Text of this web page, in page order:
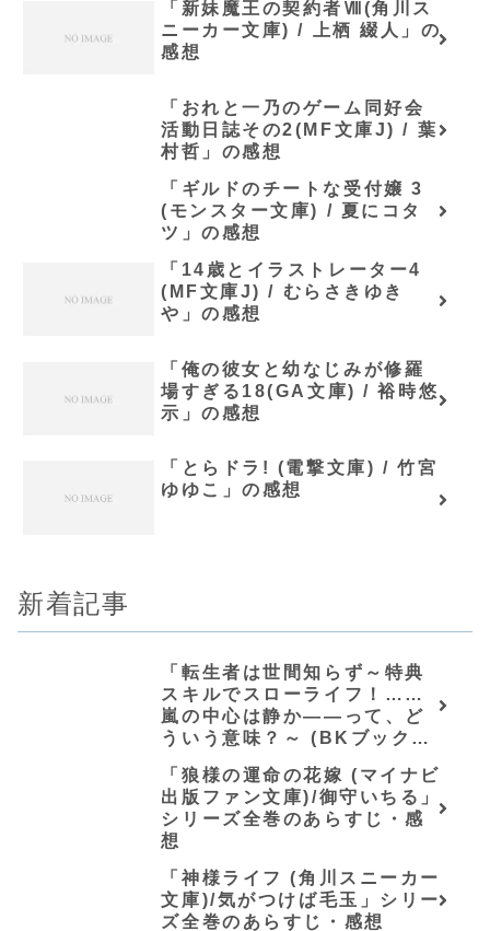
「新妹魔王の契約者Ⅷ(角川ス
ニーカー文庫) / 上栖 綴人」の
感想
「おれと一乃のゲーム同好会
活動日誌その2(MF文庫J) / 葉
村哲」の感想
「ギルドのチートな受付嬢 3
(モンスター文庫) / 夏にコタ
ツ」の感想
「14歳とイラストレーター4
(MF文庫J) / むらさきゆき
や」の感想
「俺の彼女と幼なじみが修羅
場すぎる18(GA文庫) / 裕時悠
示」の感想
「とらドラ! (電撃文庫) / 竹宮
ゆゆこ」の感想
新着記事
「転生者は世間知らず～特典
スキルでスローライフ！……
嵐の中心は静か――って、ど
ういう意味？～ (BKブック
らすじ・感想
「狼様の運命の花嫁 (マイナビ
出版ファン文庫)/御守いちる」
シリーズ全巻のあらすじ・感
想
「神様ライフ (角川スニーカー
文庫)/気がつけば毛玉」シリー
ズ全巻のあらすじ・感想